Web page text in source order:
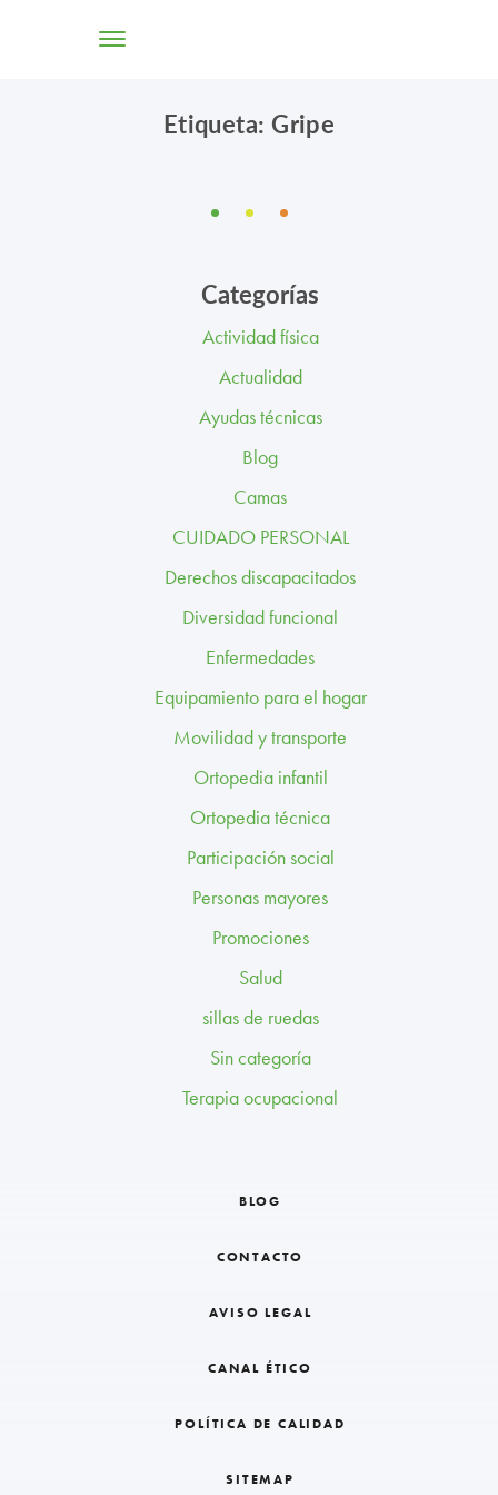
TIENDA ONLINE
CENTROS
PROFESIONALES
BLOG
CONTACTO
CANAL ÉTICO
Etiqueta: Gripe
Categorías
Actividad física
Actualidad
Ayudas técnicas
Blog
Camas
CUIDADO PERSONAL
Derechos discapacitados
Diversidad funcional
Enfermedades
Equipamiento para el hogar
Movilidad y transporte
Ortopedia infantil
Ortopedia técnica
Participación social
Personas mayores
Promociones
Salud
sillas de ruedas
Sin categoría
Terapia ocupacional
BLOG
CONTACTO
AVISO LEGAL
CANAL ÉTICO
POLÍTICA DE CALIDAD
SITEMAP